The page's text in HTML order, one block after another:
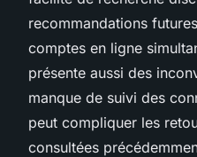
recommandations
comptes en ligne
présente aussi des
manque de suivi des
peut compliquer les
consultées